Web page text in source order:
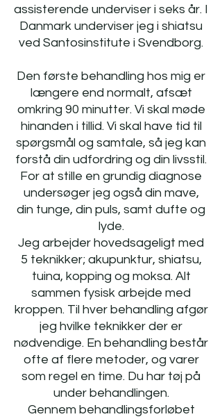
assisterende underviser i seks år. I
Danmark underviser jeg i shiatsu
ved Santosinstitute i Svendborg.
Den første behandling hos mig er
længere end normalt, afsæt
omkring 90 minutter. Vi skal møde
hinanden i tillid. Vi skal have tid til
spørgsmål og samtale, så jeg kan
forstå din udfordring og din livsstil.
For at stille en grundig diagnose
undersøger jeg også din mave,
din tunge, din puls, samt dufte og
lyde.
Jeg arbejder hovedsageligt med
5 teknikker; akupunktur, shiatsu,
tuina, kopping og moksa. Alt
sammen fysisk arbejde med
kroppen. Til hver behandling afgør
jeg hvilke teknikker der er
nødvendige. En behandling består
ofte af flere metoder, og varer
som regel en time. Du har tøj på
under behandlingen.
Gennem behandlingsforløbet